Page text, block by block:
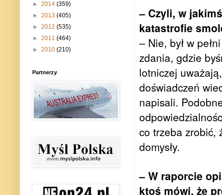
– Czyli, w
katastrofie
– Nie, był w
zdania, gdzie
lotniczej
doświadczeń
napisali.
co trzeba zrobić,
domysły.
– W raporcie
ktoś mówi, że
► 2014 (359)
► 2013 (405)
► 2012 (535)
► 2011 (464)
► 2010 (210)
Partnerzy